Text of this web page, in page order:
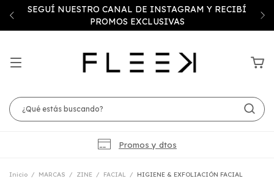
SEGUÍ NUESTRO CANAL DE INSTAGRAM Y RECIBÍ
PROMOS EXCLUSIVAS
Promos y dtos
Inicio / MARCAS / ZINE / FACIAL / HIGIENE & EXFOLIACIÓN FACIAL